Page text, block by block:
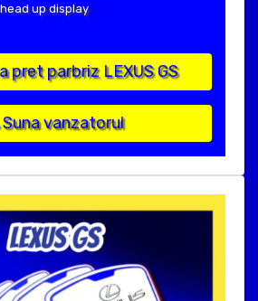
up display
pret parbriz LEXUS GS
Suna vanzatorul